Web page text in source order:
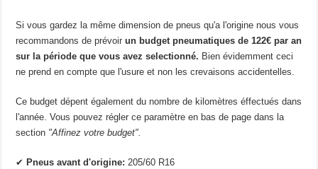
Si vous gardez la même dimension de pneus qu'a l'origine nous vous
recommandons de prévoirun budget pneumatiques de 122€ par an
sur la période que vous avez selectionné. Bien évidemment ceci
ne prend en compte que l'usure et non les crevaisons accidentelles.
Ce budget dépent également du nombre de kilomètres éffectués dans
l'année. Vous pouvez régler ce paramètre en bas de page dans la
section "Affinez votre budget".
✔ Pneus avant d'origine:205/60 R16